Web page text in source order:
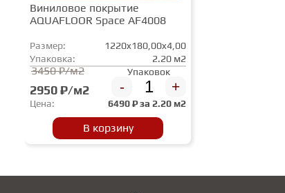
Виниловое покрытие
AQUAFLOOR Space AF4008
Размер:
1220x180,00x4,00
Упаковка:
2.20 м2
3450 ₽/м2
2950 ₽/м2
Упаковок
- +
Цена: 6490₽ за 2.20 м2
В корзину